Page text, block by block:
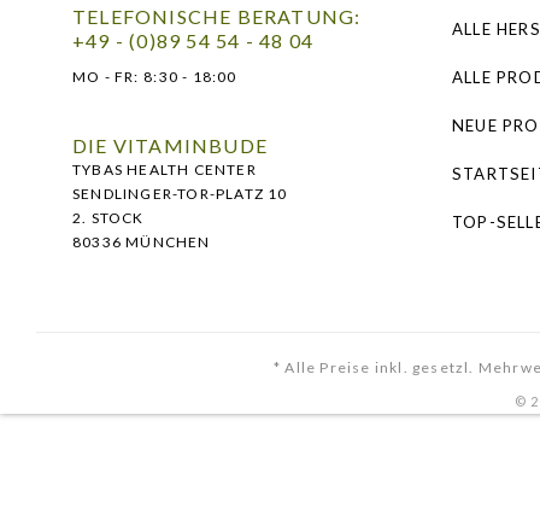
TELEFONISCHE BERATUNG:
+49 - (0)89 54 54 - 48 04
MO - FR: 8:30 - 18:00
DIE VITAMINBUDE
TYBAS HEALTH CENTER
SENDLINGER-TOR-PLATZ 10
2. STOCK
80336 MÜNCHEN
ALLE
ALLE
NEUE
TOP-
* Alle Preise inkl. gesetzl.
©